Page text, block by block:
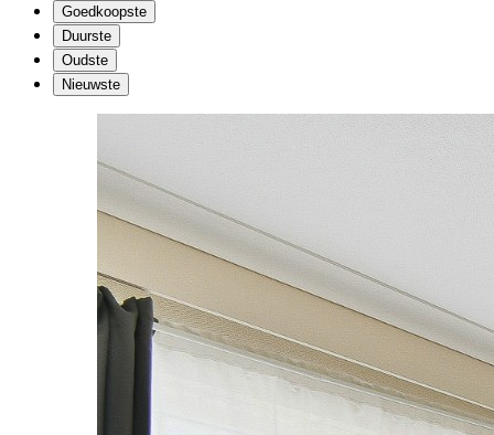
Goedkoopste
Duurste
Oudste
Nieuwste